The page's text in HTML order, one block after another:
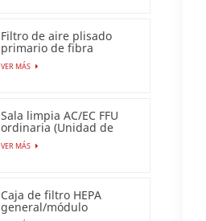
Filtro de aire plisado
primario de fibra
sintética para uso
industrial
VER MÁS
Sala limpia AC/EC FFU
ordinaria (Unidad de
filtro de ventilador)
VER MÁS
Caja de filtro HEPA
general/módulo